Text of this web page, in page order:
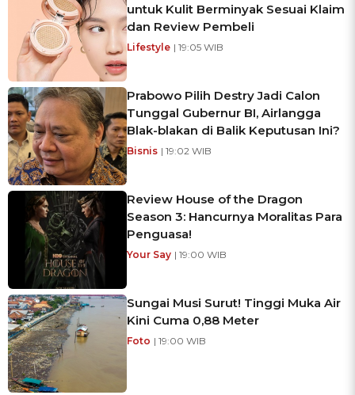
untuk Kulit Berminyak Sesuai Klaim
dan Review Pembeli
Lifestyle | 19:05 WIB
Prabowo Pilih Destry Jadi Calon
Tunggal Gubernur BI, Airlangga
Blak-blakan di Balik Keputusan Ini?
Bisnis | 19:02 WIB
Review House of the Dragon
Season 3: Hancurnya Moralitas Para
Penguasa!
Your Say | 19:00 WIB
Sungai Musi Surut! Tinggi Muka Air
Kini Cuma 0,88 Meter
Foto | 19:00 WIB